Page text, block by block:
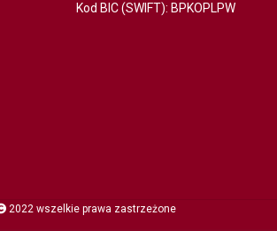
Kod BIC (SWIFT): BPKOPLPW
2022 wszelkie prawa zastrzeżone